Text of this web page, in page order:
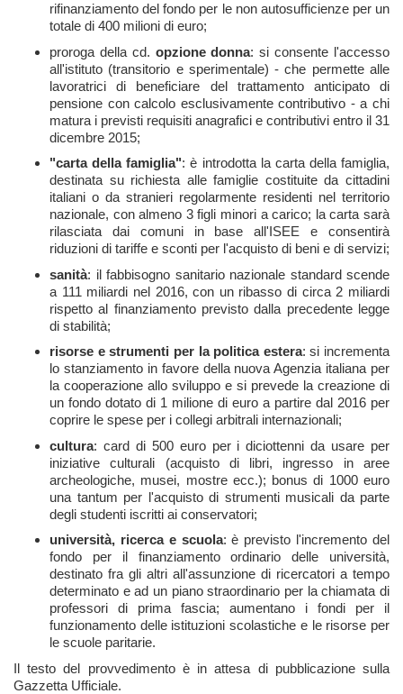
rifinanziamento del fondo per le non autosufficienze per un
totale di 400 milioni di euro;
proroga della cd. opzione donna: si consente l'accesso
all'istituto (transitorio e sperimentale) - che permette alle
lavoratrici di beneficiare del trattamento anticipato di
pensione con calcolo esclusivamente contributivo - a chi
matura i previsti requisiti anagrafici e contributivi entro il 31
dicembre 2015;
"carta della famiglia": è introdotta la carta della famiglia,
destinata su richiesta alle famiglie costituite da cittadini
italiani o da stranieri regolarmente residenti nel territorio
nazionale, con almeno 3 figli minori a carico; la carta sarà
rilasciata dai comuni in base all'ISEE e consentirà
riduzioni di tariffe e sconti per l'acquisto di beni e di servizi;
sanità: il fabbisogno sanitario nazionale standard scende
a 111 miliardi nel 2016, con un ribasso di circa 2 miliardi
rispetto al finanziamento previsto dalla precedente legge
di stabilità;
risorse e strumenti per la politica estera: si incrementa
lo stanziamento in favore della nuova Agenzia italiana per
la cooperazione allo sviluppo e si prevede la creazione di
un fondo dotato di 1 milione di euro a partire dal 2016 per
coprire le spese per i collegi arbitrali internazionali;
cultura: card di 500 euro per i diciottenni da usare per
iniziative culturali (acquisto di libri, ingresso in aree
archeologiche, musei, mostre ecc.); bonus di 1000 euro
una tantum per l'acquisto di strumenti musicali da parte
degli studenti iscritti ai conservatori;
università, ricerca e scuola: è previsto l'incremento del
fondo per il finanziamento ordinario delle università,
destinato fra gli altri all'assunzione di ricercatori a tempo
determinato e ad un piano straordinario per la chiamata di
professori di prima fascia; aumentano i fondi per il
funzionamento delle istituzioni scolastiche e le risorse per
le scuole paritarie.
Il testo del provvedimento è in attesa di pubblicazione sulla
Gazzetta Ufficiale.